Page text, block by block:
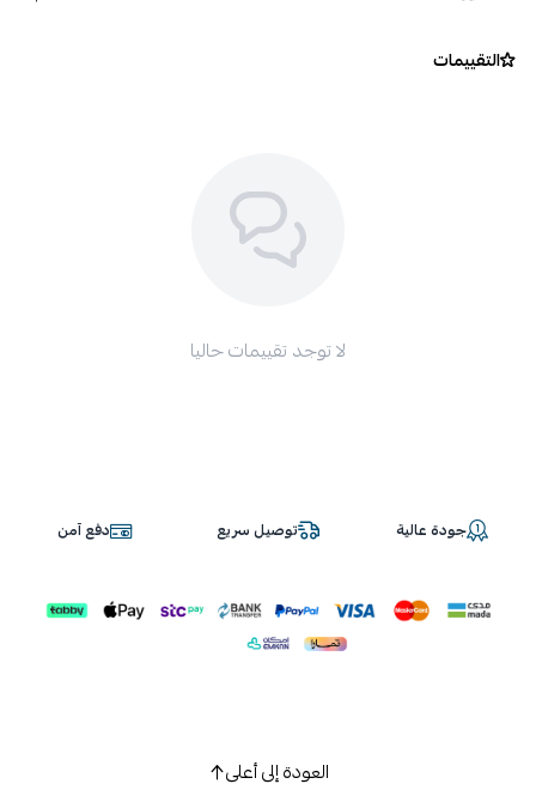
قم بتركه يجف للحصول على لمعان عالي او قم بمسحه بفوطة
التقييمات
لا توجد تقييمات حاليا
جودة عالية توصيل سريع دفع آمن
العودة إلى أعلى